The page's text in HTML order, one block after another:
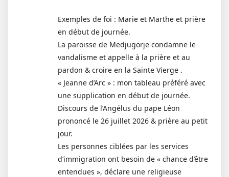
Exemples de foi : Marie et Marthe et prière
en début de journée.
La paroisse de Medjugorje condamne le
vandalisme et appelle à la prière et au
pardon & croire en la Sainte Vierge .
« Jeanne d’Arc » : mon tableau préféré avec
une supplication en début de journée.
Discours de l’Angélus du pape Léon
prononcé le 26 juillet 2026 & prière au petit
jour.
Les personnes ciblées par les services
d’immigration ont besoin de « chance d’être
entendues », déclare une religieuse